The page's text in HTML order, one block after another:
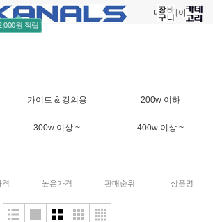
회원가입
원 적립
주문조회 마이페이지
가이드 & 강의용 200w 이하
300w 이상 ~ 400w 이상 ~
격 높은가격 판매순위 상품명